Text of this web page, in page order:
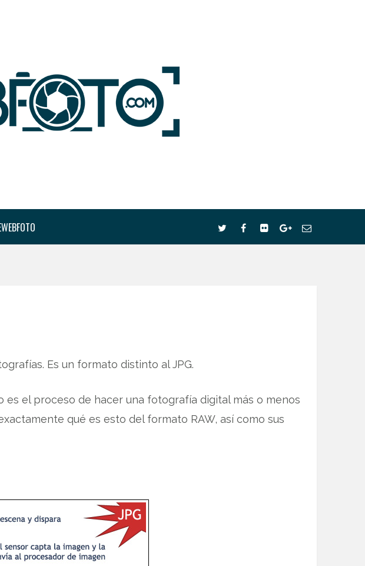
Es un formato distinto al JPG.
el proceso de hacer una fotografía digital más o menos
qué es esto del formato RAW, así como sus